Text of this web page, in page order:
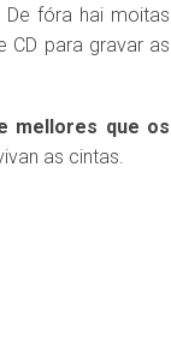
De fóra hai moitas
CD para gravar as
mellores que os
as cintas.